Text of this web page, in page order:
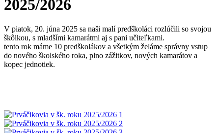
2025/2026
V piatok, 20. júna 2025 sa naši malí predškoláci rozlúčili so svojou
škôlkou, s mladšími kamarátmi aj s pani učiteľkami.
tento rok máme 10 predškolákov a všetkým želáme správny vstup
do nového školského roka, plno zážitkov, nových kamarátov a
kopec jednotiek.